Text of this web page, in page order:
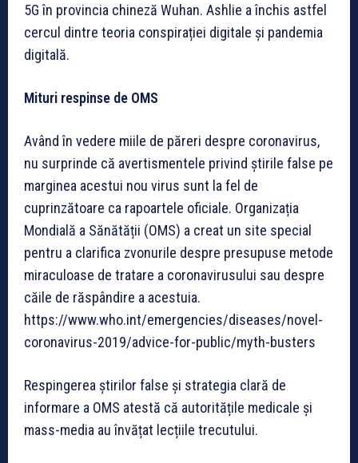
5G în provincia chineză Wuhan. Ashlie a închis astfel
cercul dintre teoria conspirației digitale și pandemia
digitală.
Mituri respinse de OMS
Având în vedere miile de păreri despre coronavirus,
nu surprinde că avertismentele privind știrile false pe
marginea acestui nou virus sunt la fel de
cuprinzătoare ca rapoartele oficiale. Organizația
Mondială a Sănătății (OMS) a creat un site special
pentru a clarifica zvonurile despre presupuse metode
miraculoase de tratare a coronavirusului sau despre
căile de răspândire a acestuia.
https://www.who.int/emergencies/diseases/novel-
coronavirus-2019/advice-for-public/myth-busters
Respingerea știrilor false și strategia clară de
informare a OMS atestă că autoritățile medicale și
mass-media au învățat lecțiile trecutului.